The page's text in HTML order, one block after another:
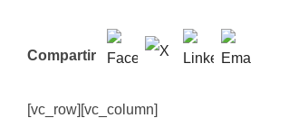
Compartir
[vc_row][vc_column]